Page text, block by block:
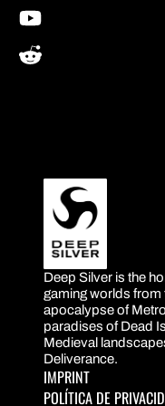
youtube
reddit
Deep Silver is the
gaming worlds from
apocalypse of
paradises of Dead
Medieval
Deliverance.
IMPRINT
POLÍTICA DE